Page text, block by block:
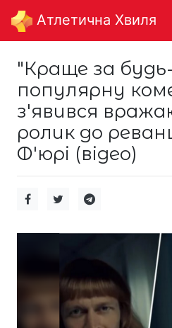
Aтлетична Хвиля
"Краще за
популярну
з'явився
ролик до
Ф'юрі (відео)